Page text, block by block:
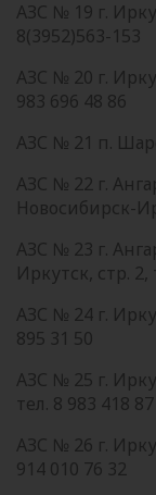
АЗС № 19 г.
8(3952)563-153
АЗС № 20 г.
983 696 48 86
АЗС № 21 п.
АЗС № 22 г.
Новосибирск-
АЗС № 23 г.
Иркутск, стр. 2,
АЗС № 24 г.
895 31 50
АЗС № 25 г.
тел. 8 983 418
АЗС № 26 г.
914 010 76 32